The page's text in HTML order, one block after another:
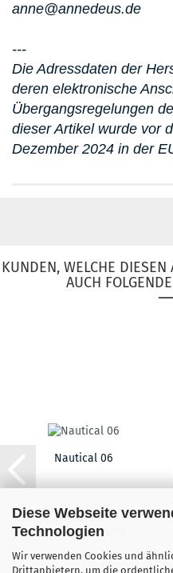
Diese Webseite
Technologien
Wir verwenden Cookies und
Drittanbietern, um die
anne@annedeus.de
---
Die Adressdaten der
deren elektronische
Übergangsregelungen
dieser Artikel wurde vor
Dezember 2024 in der
KUNDEN, WELCHE DIESEN
AUCH
Nautical 06
16,90 EUR
16,90 EUR pro Meter